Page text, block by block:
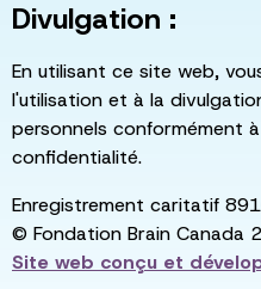
Divulgation :
En utilisant ce site web,
l'utilisation et à la
personnels conformément
confidentialité.
Enregistrement caritatif
© Fondation Brain Canada
Site web conçu et